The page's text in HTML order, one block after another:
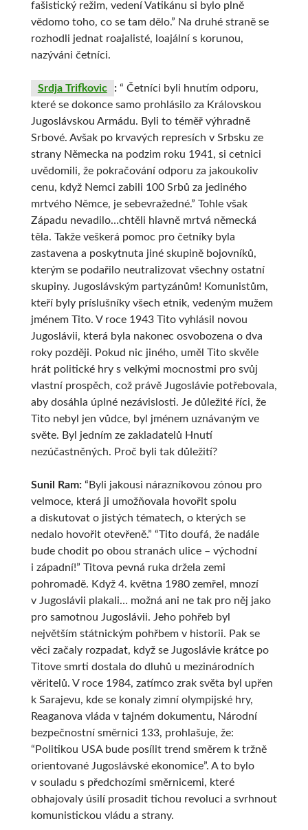
fašistický režim, vedení Vatikánu si bylo plně
vědomo toho, co se tam dělo.” Na druhé straně se
rozhodli jednat roajalisté, loajální s korunou,
nazýváni četníci.
Srdja Trifkovic :“ Četníci byli hnutím odporu,
které se dokonce samo prohlásilo za Královskou
Jugoslávskou Armádu. Byli to téměř výhradně
Srbové. Avšak po krvavých represích v Srbsku ze
strany Německa na podzim roku 1941, si cetnici
uvědomili, že pokračování odporu za jakoukoliv
cenu, když Nemci zabili 100 Srbů za jediného
mrtvého Němce, je sebevražedné.” Tohle však
Západu nevadilo…chtěli hlavně mrtvá německá
těla. Takže veškerá pomoc pro četníky byla
zastavena a poskytnuta jiné skupině bojovníků,
kterým se podařilo neutralizovat všechny ostatní
skupiny. Jugoslávským partyzánům! Komunistům,
kteří byly príslušníky všech etnik, vedeným mužem
jménem Tito. V roce 1943 Tito vyhlásil novou
Jugoslávii, která byla nakonec osvobozena o dva
roky později. Pokud nic jiného, uměl Tito skvěle
hrát politické hry s velkými mocnostmi pro svůj
vlastní prospěch, což právě Jugoslávie potřebovala,
aby dosáhla úplné nezávislosti. Je důležité říci, že
Tito nebyl jen vůdce, byl jménem uznávaným ve
světe. Byl jedním ze zakladatelů Hnutí
nezúčastněných. Proč byli tak důležití?
Sunil Ram:“Byli jakousi nárazníkovou zónou pro
velmoce, která ji umožňovala hovořit spolu
a diskutovat o jistých tématech, o kterých se
nedalo hovořit otevřeně.” “Tito doufá, že nadále
bude chodit po obou stranách ulice – východní
i západní!” Titova pevná ruka držela zemi
pohromadě. Když 4. května 1980 zemřel, mnozí
v Jugoslávii plakali… možná ani ne tak pro něj jako
pro samotnou Jugoslávii. Jeho pohřeb byl
největším státnickým pohřbem v historii. Pak se
věci začaly rozpadat, když se Jugoslávie krátce po
Titove smrti dostala do dluhů u mezinárodních
věritelů. V roce 1984, zatímco zrak světa byl upřen
k Sarajevu, kde se konaly zimní olympijské hry,
Reaganova vláda v tajném dokumentu, Národní
bezpečnostní směrnici 133, prohlašuje, že:
“Politikou USA bude posílit trend směrem k tržně
orientované Jugoslávské ekonomice”. A to bylo
v souladu s předchozími směrnicemi, které
obhajovaly úsilí prosadit tichou revoluci a svrhnout
komunistickou vládu a strany.